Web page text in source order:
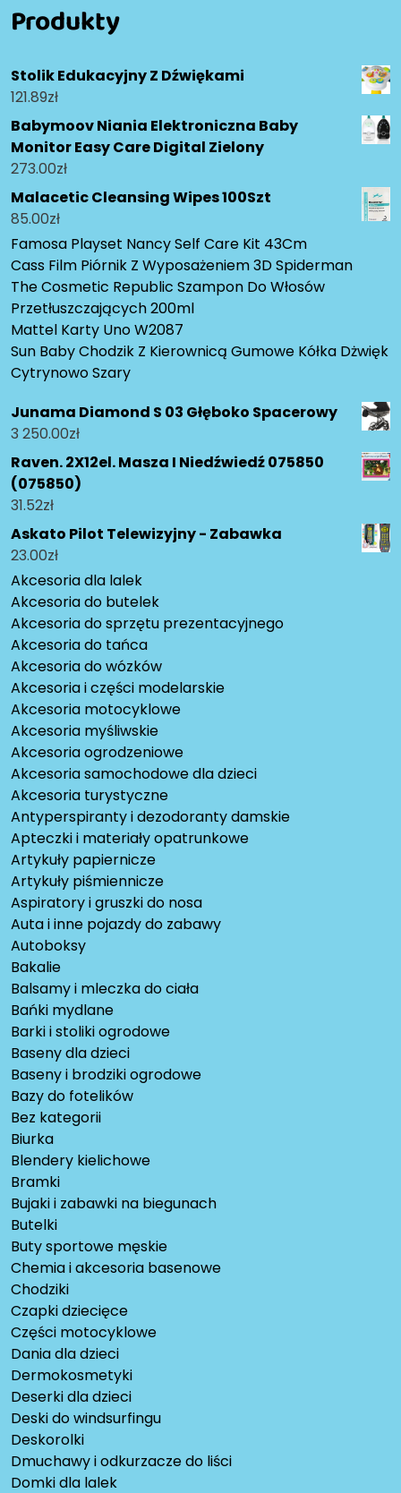
Produkty
Stolik Edukacyjny Z Dźwiękami
121.89zł
Babymoov Niania Elektroniczna Baby
Monitor Easy Care Digital Zielony
273.00zł
Malacetic Cleansing Wipes 100Szt
85.00zł
Famosa Playset Nancy Self Care Kit 43Cm
Cass Film Piórnik Z Wyposażeniem 3D Spiderman
The Cosmetic Republic Szampon Do Włosów
Przetłuszczających 200ml
Mattel Karty Uno W2087
Sun Baby Chodzik Z Kierownicą Gumowe Kółka Dżwięk
Cytrynowo Szary
Junama Diamond S 03 Głęboko Spacerowy
3 250.00zł
Raven. 2X12el. Masza I Niedźwiedź 075850
(075850)
31.52zł
Askato Pilot Telewizyjny - Zabawka
23.00zł
Akcesoria dla lalek
Akcesoria do butelek
Akcesoria do sprzętu prezentacyjnego
Akcesoria do tańca
Akcesoria do wózków
Akcesoria i części modelarskie
Akcesoria motocyklowe
Akcesoria myśliwskie
Akcesoria ogrodzeniowe
Akcesoria samochodowe dla dzieci
Akcesoria turystyczne
Antyperspiranty i dezodoranty damskie
Apteczki i materiały opatrunkowe
Artykuły papiernicze
Artykuły piśmiennicze
Aspiratory i gruszki do nosa
Auta i inne pojazdy do zabawy
Autoboksy
Bakalie
Balsamy i mleczka do ciała
Bańki mydlane
Barki i stoliki ogrodowe
Baseny dla dzieci
Baseny i brodziki ogrodowe
Bazy do fotelików
Bez kategorii
Biurka
Blendery kielichowe
Bramki
Bujaki i zabawki na biegunach
Butelki
Buty sportowe męskie
Chemia i akcesoria basenowe
Chodziki
Czapki dziecięce
Części motocyklowe
Dania dla dzieci
Dermokosmetyki
Deserki dla dzieci
Deski do windsurfingu
Deskorolki
Dmuchawy i odkurzacze do liści
Domki dla lalek